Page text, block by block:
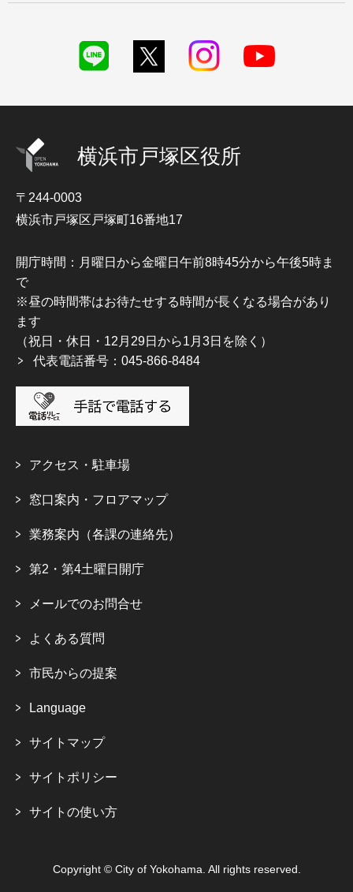
横浜市戸塚区役所
〒244-0003
横浜市戸塚区戸塚町16番地17
開庁時間：月曜日から金曜日午前8時45分から午後5時ま
で
※昼の時間帯はお待たせする時間が長くなる場合があり
ます
（祝日・休日・12月29日から1月3日を除く）
代表電話番号：045-866-8484
アクセス・駐車場
窓口案内・フロアマップ
業務案内（各課の連絡先）
第2・第4土曜日開庁
メールでのお問合せ
よくある質問
市民からの提案
Language
サイトマップ
サイトポリシー
サイトの使い方
Copyright © City of Yokohama. All rights reserved.